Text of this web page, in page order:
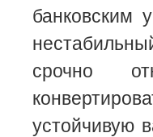
банковским
срочно
устойчивую